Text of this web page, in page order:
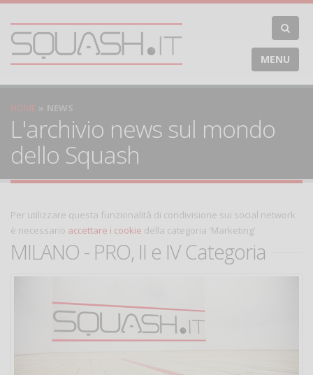
MENU
HOME NEWS
L'archivio news sul mondo
dello Squash
Per utilizzare questa funzionalità di condivisione sui social network
è necessario accettare i cookie della categoria 'Marketing'
MILANO - PRO, II e IV Categoria